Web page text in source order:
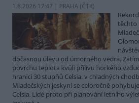
1.8.2026 17:47 | PRAHA (ČTK)
těchto
dočasnou úlevu od úmorného vedra.
povrchu teplota kvůli přílivu horkého
hranici 30 stupňů Celsia, v chladných
Mladečských jeskyní se celoročně
Celsia. Lidé proto při plánování letního